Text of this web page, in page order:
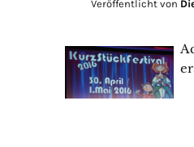
Veröffentlicht von